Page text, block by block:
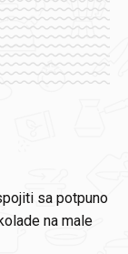
sa potpuno
na male